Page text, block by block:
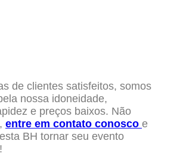
de clientes satisfeitos, somos
nossa idoneidade,
e preços baixos. Não
entre em contato conosco e
BH tornar seu evento